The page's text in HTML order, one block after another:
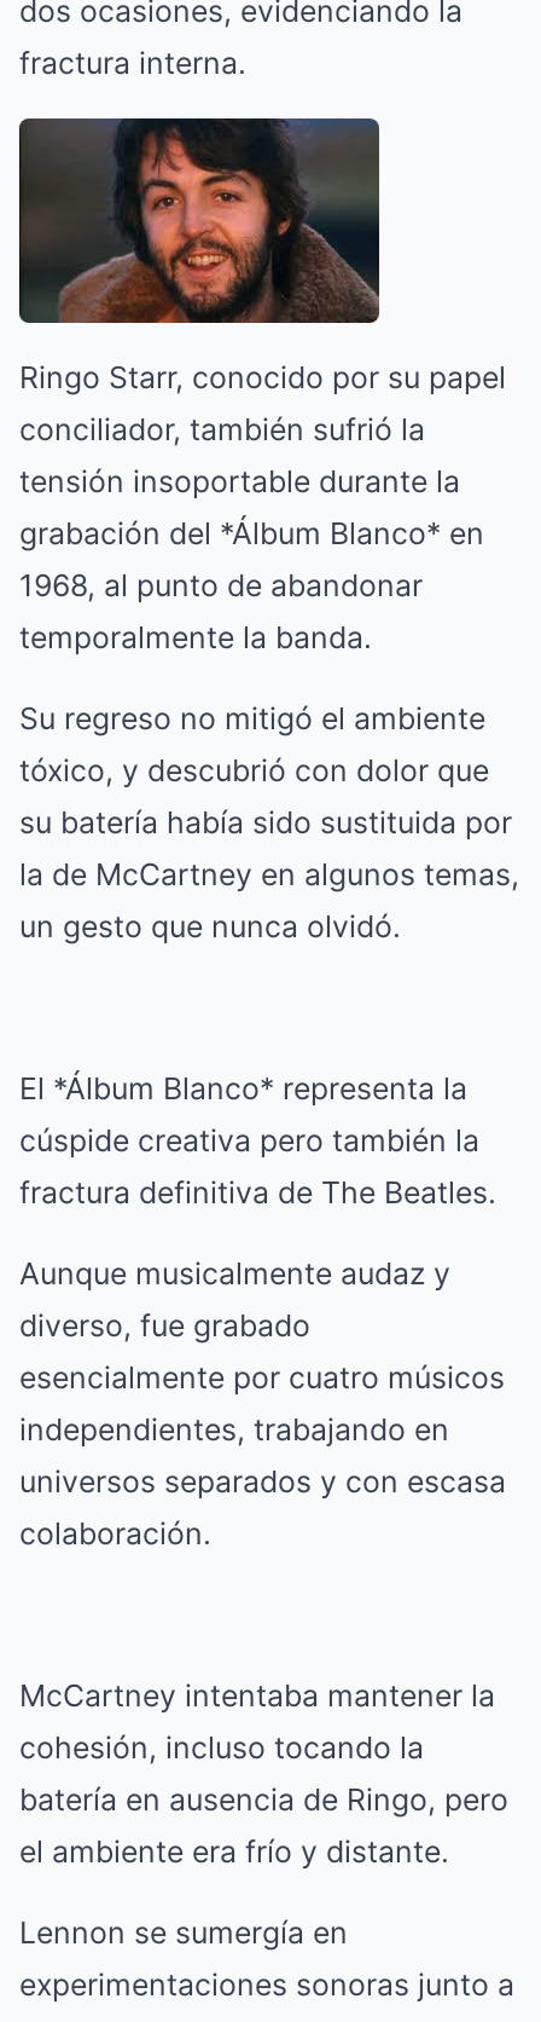
dos ocasiones, evidenciando la
fractura interna.
Ringo Starr, conocido por su papel
conciliador, también sufrió la
tensión insoportable durante la
grabación del *Álbum Blanco* en
1968, al punto de abandonar
temporalmente la banda.
Su regreso no mitigó el ambiente
tóxico, y descubrió con dolor que
su batería había sido sustituida por
la de McCartney en algunos temas,
un gesto que nunca olvidó.
El *Álbum Blanco* representa la
cúspide creativa pero también la
fractura definitiva de The Beatles.
Aunque musicalmente audaz y
diverso, fue grabado
esencialmente por cuatro músicos
independientes, trabajando en
universos separados y con escasa
colaboración.
McCartney intentaba mantener la
cohesión, incluso tocando la
batería en ausencia de Ringo, pero
el ambiente era frío y distante.
Lennon se sumergía en
experimentaciones sonoras junto a